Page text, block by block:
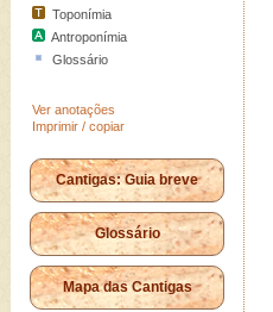
Toponímia
Antroponímia
Glossário
Ver anotações
Imprimir / copiar
Cantigas: Guia breve
Glossário
Mapa das Cantigas